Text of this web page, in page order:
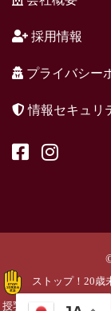
採用情報
プライバシー
情報セキュリ
ストップ！20歳
授乳期の飲酒はやめま